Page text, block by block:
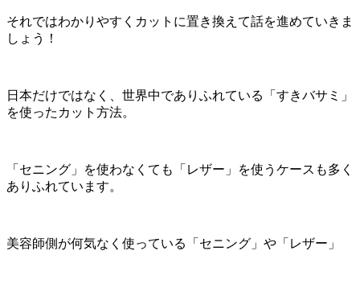
それではわかりやすくカットに置き換えて話を進めていきま
しょう！
日本だけではなく、世界中でありふれている「すきバサミ」
を使ったカット方法。
「セニング」を使わなくても「レザー」を使うケースも多く
ありふれています。
美容師側が何気なく使っている「セニング」や「レザー」